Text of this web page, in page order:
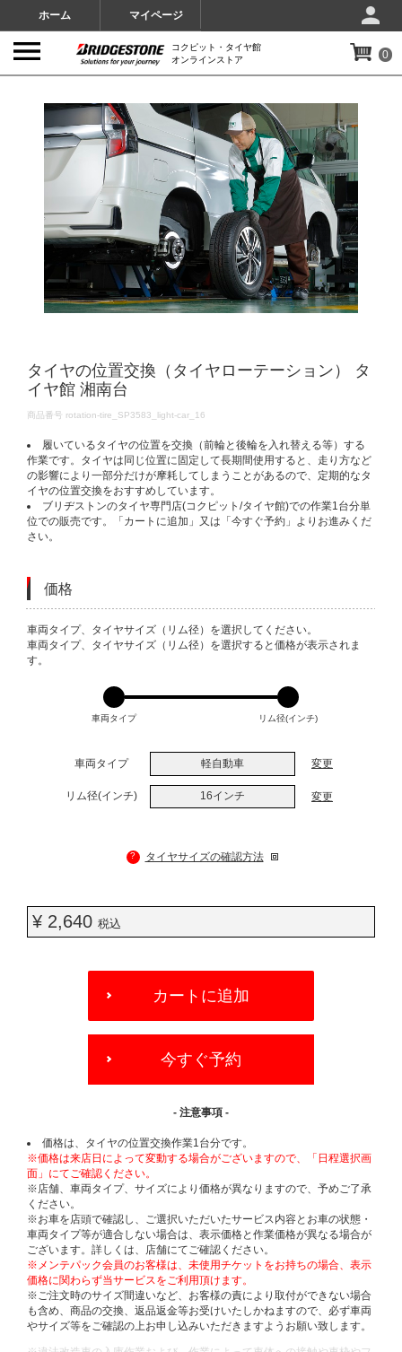
ホーム マイページ
コクピット・タイヤ館
オンラインストア
0
タイヤの位置交換（タイヤローテーション） タ
イヤ館 湘南台
DETAILS
商品番号 rotation-tire_SP3583_light-car_16
履いているタイヤの位置を交換（前輪と後輪を入れ替える等）する
作業です。タイヤは同じ位置に固定して長期間使用すると、走り方など
の影響により一部分だけが摩耗してしまうことがあるので、定期的なタ
イヤの位置交換をおすすめしています。
ブリヂストンのタイヤ専門店(コクピット/タイヤ館)での作業1台分単
位での販売です。「カートに追加」又は「今すぐ予約」よりお進みくだ
さい。
価格
VARIATIONS
車両タイプ、タイヤサイズ（リム径）を選択してください。
車両タイプ、タイヤサイズ（リム径）を選択すると価格が表示されま
す。
車両タイプ リム径(インチ)
車両タイプ 軽自動車 変更
リム径(インチ) 16インチ 変更
? タイヤサイズの確認方法
¥ 2,640 税込
OPTIONS
カートに追加
今すぐ予約
- 注意事項 -
価格は、タイヤの位置交換作業1台分です。
※価格は来店日によって変動する場合がございますので、「日程選択画
面」にてご確認ください。
※店舗、車両タイプ、サイズにより価格が異なりますので、予めご了承
ください。
※お車を店頭で確認し、ご選択いただいたサービス内容とお車の状態・
車両タイプ等が適合しない場合は、表示価格と作業価格が異なる場合が
ございます。詳しくは、店舗にてご確認ください。
※メンテパック会員のお客様は、未使用チケットをお持ちの場合、表示
価格に関わらず当サービスをご利用頂けます。
※ご注文時のサイズ間違いなど、お客様の責により取付ができない場合
も含め、商品の交換、返品返金等お受けいたしかねますので、必ず車両
やサイズ等をご確認の上お申し込みいただきますようお願い致します。